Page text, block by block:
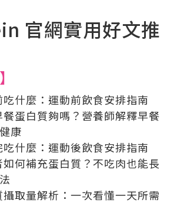
官網實用好文推
】
吃什麼：運動前飲食安排指南
餐蛋白質夠嗎？營養師解釋早餐
康
吃什麼：運動後飲食安排指南
如何補充蛋白質？不吃肉也能長
攝取量解析：一次看懂一天所需